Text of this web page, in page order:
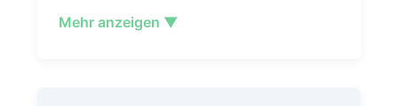
Mehr anzeigen ▼